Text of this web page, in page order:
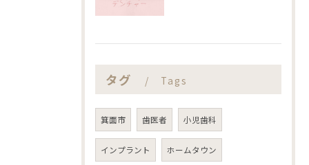
タグ Tags
箕面市 歯医者 小児歯科
インプラント ホームタウン